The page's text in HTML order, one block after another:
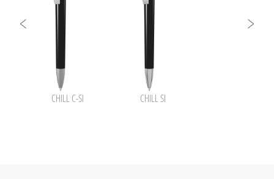
CHILL C-SI CHILL SI